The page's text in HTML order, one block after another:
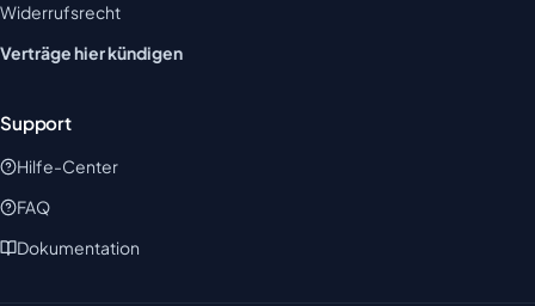
Widerrufsrecht
Verträge hier kündigen
Support
Hilfe-Center
FAQ
Dokumentation